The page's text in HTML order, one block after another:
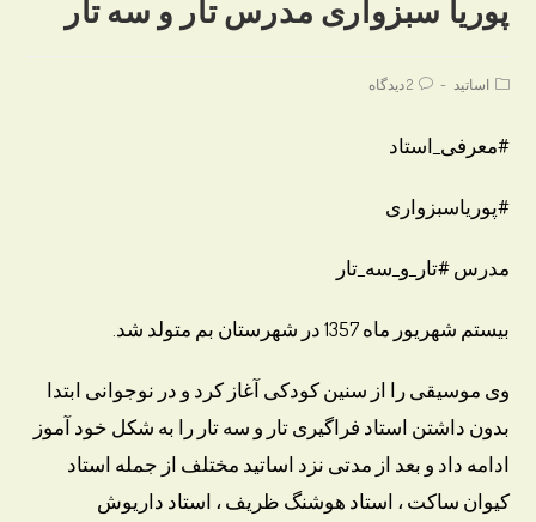
پوریا سبزواری مدرس تار و سه تار
Postاساتید
Post
2 دیدگاه
#معرفی_استاد
#پوریاسبزواری
مدرس #تار_و_سه_تار
بیستم شهریور ماه 1357 در شهرستان بم متولد شد.
وی موسیقی را از سنین کودکی آغاز کرد و در نوجوانی ابتدا
بدون داشتن استاد فراگیری تار و سه تار را به شکل خود آموز
ادامه داد و بعد از مدتی نزد اساتید مختلف از جمله استاد
کیوان ساکت ، استاد هوشنگ ظریف ، استاد داریوش